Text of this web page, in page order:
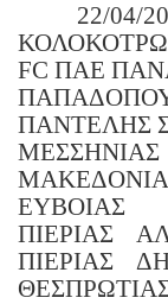
22/04/
FC ΠΑΕ
ΠΑΝΤΕΛΗΣ
ΜΕΣΣΗΝΙΑΣ
ΕΥΒΟΙΑΣ
ΠΙΕΡΙΑΣ
ΠΙΕΡΙΑΣ